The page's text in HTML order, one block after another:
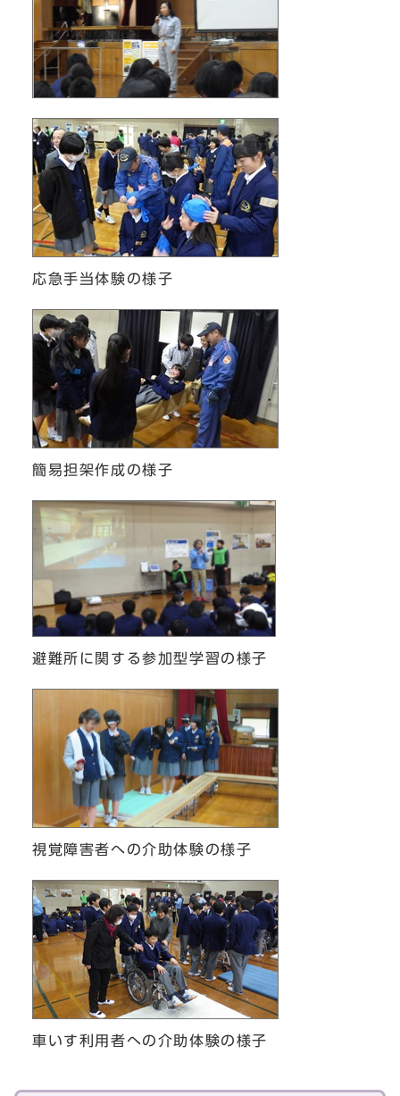
応急手当体験の様子
簡易担架作成の様子
避難所に関する参加型学習の様子
視覚障害者への介助体験の様子
車いす利用者への介助体験の様子